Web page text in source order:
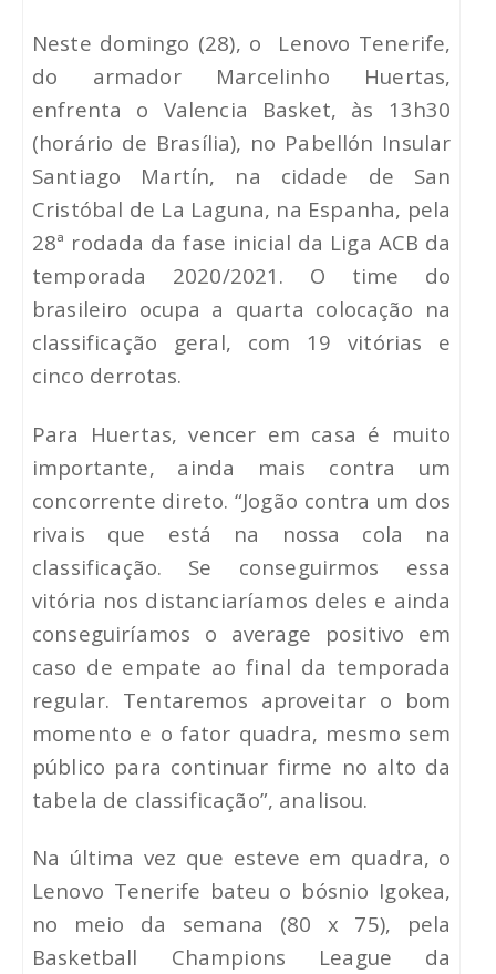
Neste domingo (28), o
Lenovo Tenerife,
do armador Marcelinho Huertas,
enfrenta o Valencia Basket, às 13h30
(horário de Brasília), no Pabellón Insular
Santiago Martín, na cidade de San
Cristóbal de La Laguna, na Espanha, pela
28ª rodada da fase inicial da Liga ACB da
temporada 2020/2021. O time do
brasileiro ocupa a quarta colocação na
classificação geral, com 19 vitórias e
cinco derrotas.
Para Huertas, vencer em casa é muito
importante, ainda mais contra um
concorrente direto. “Jogão contra um dos
rivais que está na nossa cola na
classificação. Se conseguirmos essa
vitória nos distanciaríamos deles e ainda
conseguiríamos o average positivo em
caso de empate ao final da temporada
regular. Tentaremos aproveitar o bom
momento e o fator quadra, mesmo sem
público para continuar firme no alto da
tabela de classificação”, analisou.
Na última vez que esteve em quadra, o
Lenovo Tenerife bateu o bósnio Igokea,
no meio da semana (80 x 75), pela
Basketball Champions League da